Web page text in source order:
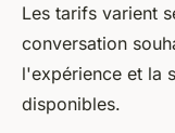
Les tarifs varient
conversation
l'expérience et la
disponibles.